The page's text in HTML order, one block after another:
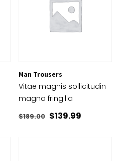
Man Trousers
Vitae magnis sollicitudin
magna fringilla
$189.00 Le
$139.99Le